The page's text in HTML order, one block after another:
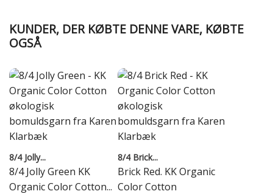
KUNDER, DER KØBTE DENNE VARE, KØBTE
OGSÅ
8/4 Jolly...
8/4 Jolly Green KK
Organic Color Cotton...
8/4 Brick...
Brick Red. KK Organic
Color Cotton